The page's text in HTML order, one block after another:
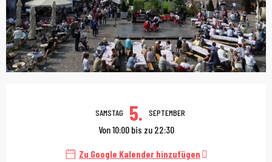
Öffnungszeiten &
SAMSTAG 5. SEPTEMBER
Von 10:00 bis zu 22:30
Zu Google Kalender hinzufügen